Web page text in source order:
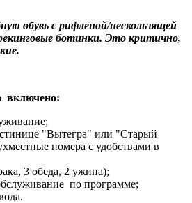
обувь с рифленой/нескользящей
ботинки. Это критично,
включено:
"Вытегра" или "Старый
номера с удобствами в
3 обеда, 2 ужина);
по программе;